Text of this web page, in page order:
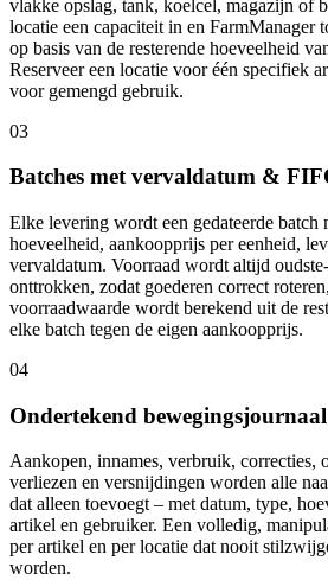
vlakke opslag, tank, koelcel, magazijn of
locatie een capaciteit in en FarmManager
op basis van de resterende hoeveelheid
Reserveer een locatie voor één specifiek
voor gemengd gebruik.
03
Batches met vervaldatum &
Elke levering wordt een gedateerde batch
hoeveelheid, aankoopprijs per eenheid,
vervaldatum. Voorraad wordt altijd
onttrokken, zodat goederen correct
voorraadwaarde wordt berekend uit de
elke batch tegen de eigen aankoopprijs.
04
Ondertekend bewegingsjournaal
Aankopen, innames, verbruik, correcties,
verliezen en versnijdingen worden alle
dat alleen toevoegt – met datum, type,
artikel en gebruiker. Een volledig,
per artikel en per locatie dat nooit
worden.